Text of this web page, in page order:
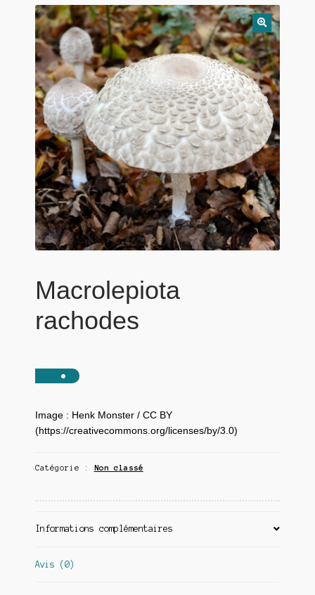
Macrolepiota
rachodes
Image : Henk Monster / CC BY
(https://creativecommons.org/licenses/by/3.0)
Catégorie : Non classé
Informations complémentaires
Avis (0)